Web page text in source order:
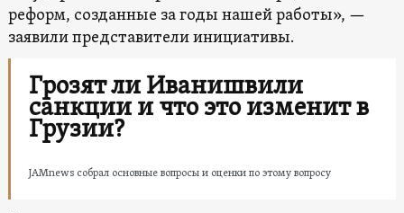
реформ, созданные за годы нашей работы», —
заявили представители инициативы.
Грозят ли Иванишвили
санкции и что это изменит в
Грузии?
JAMnews собрал основные вопросы и оценки по этому вопросу